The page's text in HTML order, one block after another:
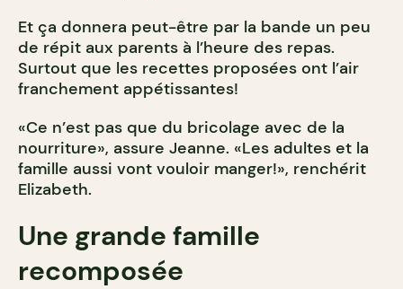
Et ça donnera peut-être par la bande un peu
de répit aux parents à l’heure des repas.
Surtout que les recettes proposées ont l’air
franchement appétissantes!
«Ce n’est pas que du bricolage avec de la
nourriture», assure Jeanne. «Les adultes et la
famille aussi vont vouloir manger!», renchérit
Elizabeth.
Une grande famille
recomposée